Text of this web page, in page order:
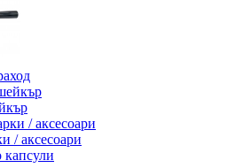
/ аксесоари
капсули